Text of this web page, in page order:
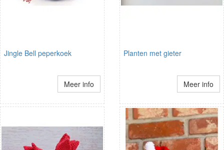
Jingle Bell peperkoek
Meer info
Planten met gieter
Meer info